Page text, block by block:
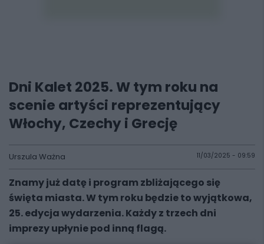
Dni Kalet 2025. W tym roku na
scenie artyści reprezentujący
Włochy, Czechy i Grecję
Urszula Ważna 11/03/2025 - 09:59
Znamy już datę i program zbliżającego się
święta miasta. W tym roku będzie to wyjątkowa,
25. edycja wydarzenia. Każdy z trzech dni
imprezy upłynie pod inną flagą.